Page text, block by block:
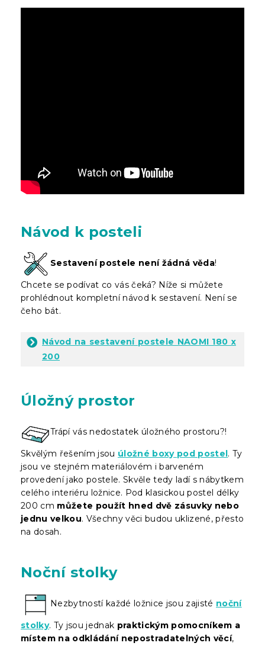
Návod k posteli
Sestavení postele není žádná věda!
Chcete se podívat co vás čeká? Níže si můžete
prohlédnout kompletní návod k sestavení. Není se
čeho bát.
Návod na sestavení postele NAOMI 180 x
200
Úložný prostor
Trápí vás nedostatek úložného prostoru?!
Skvělým řešením jsou úložné boxy pod postel. Ty
jsou ve stejném materiálovém i barveném
provedení jako postele. Skvěle tedy ladí s nábytkem
celého interiéru ložnice. Pod klasickou postel délky
200 cm můžete použít hned dvě zásuvky nebo
jednu velkou. Všechny věci budou uklizené, přesto
na dosah.
Noční stolky
Nezbytností každé ložnice jsou zajisté noční
stolky. Ty jsou jednak praktickým pomocníkem a
místem na odkládání nepostradatelných věcí,